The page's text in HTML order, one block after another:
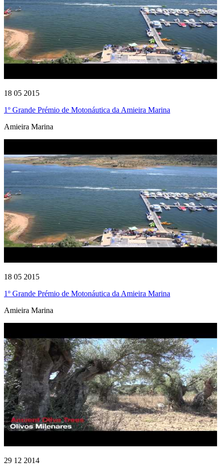
18 05 2015
1º Grande Prémio de Motonáutica da Amieira Marina
Amieira Marina
18 05 2015
1º Grande Prémio de Motonáutica da Amieira Marina
Amieira Marina
29 12 2014